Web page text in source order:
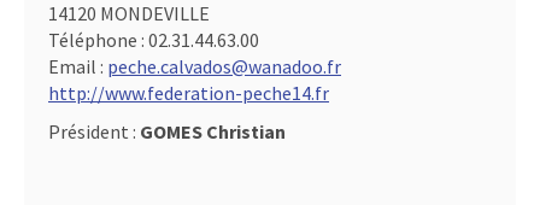
14120 MONDEVILLE
Téléphone : 02.31.44.63.00
Email : peche.calvados@wanadoo.fr
http://www.federation-peche14.fr
Président : GOMES Christian